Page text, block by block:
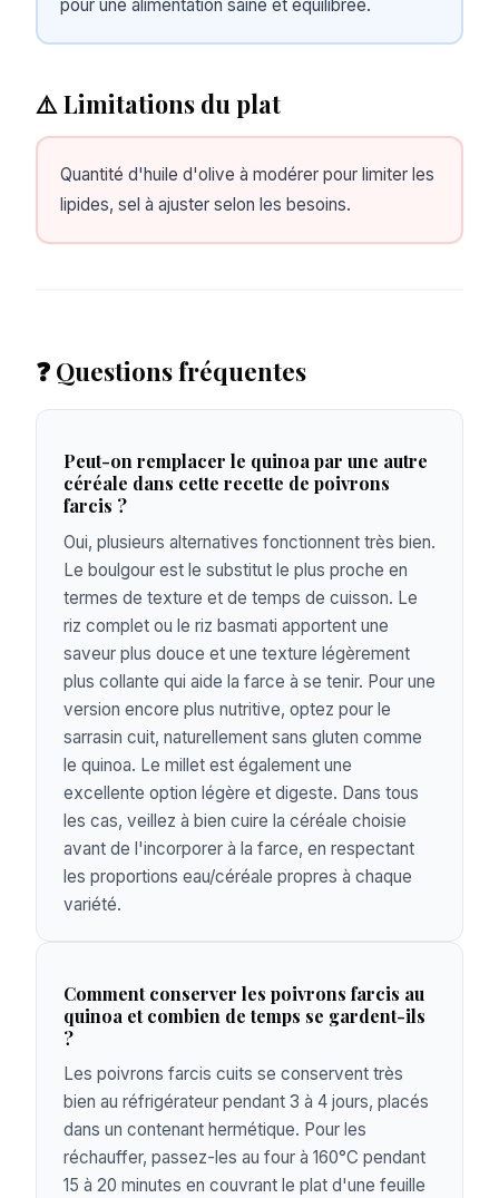
pour une alimentation saine et équilibrée.
⚠️ Limitations du plat
Quantité d'huile d'olive à modérer pour limiter les
lipides, sel à ajuster selon les besoins.
❓ Questions fréquentes
Peut-on remplacer le quinoa par une autre
céréale dans cette recette de poivrons
farcis ?
Oui, plusieurs alternatives fonctionnent très bien.
Le boulgour est le substitut le plus proche en
termes de texture et de temps de cuisson. Le
riz complet ou le riz basmati apportent une
saveur plus douce et une texture légèrement
plus collante qui aide la farce à se tenir. Pour une
version encore plus nutritive, optez pour le
sarrasin cuit, naturellement sans gluten comme
le quinoa. Le millet est également une
excellente option légère et digeste. Dans tous
les cas, veillez à bien cuire la céréale choisie
avant de l'incorporer à la farce, en respectant
les proportions eau/céréale propres à chaque
variété.
Comment conserver les poivrons farcis au
quinoa et combien de temps se gardent-ils
?
Les poivrons farcis cuits se conservent très
bien au réfrigérateur pendant 3 à 4 jours, placés
dans un contenant hermétique. Pour les
réchauffer, passez-les au four à 160°C pendant
15 à 20 minutes en couvrant le plat d'une feuille